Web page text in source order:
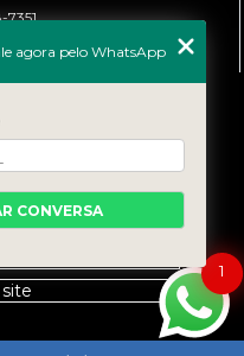
7351
site
1
agora pelo WhatsApp
CONVERSA